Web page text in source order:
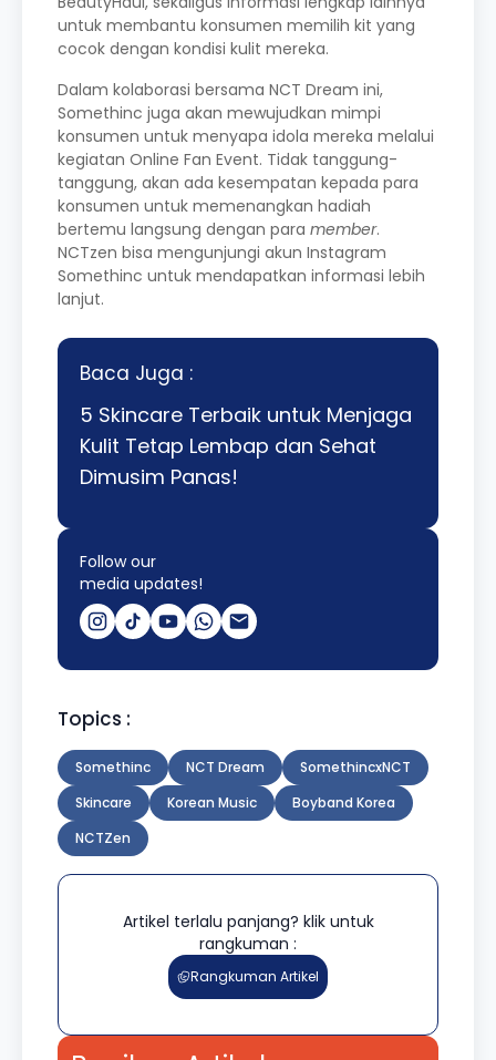
untuk membantu konsumen memilih kit yang
cocok dengan kondisi kulit mereka.
Dalam kolaborasi bersama NCT Dream ini,
Somethinc juga akan mewujudkan mimpi
konsumen untuk menyapa idola mereka melalui
kegiatan Online Fan Event. Tidak tanggung-
tanggung, akan ada kesempatan kepada para
konsumen untuk memenangkan hadiah
bertemu langsung dengan para member.
NCTzen bisa mengunjungi akun Instagram
Somethinc untuk mendapatkan informasi lebih
lanjut.
Baca Juga :
5 Skincare Terbaik untuk Menjaga
Kulit Tetap Lembap dan Sehat
Dimusim Panas!
Follow our
media updates!
Topics :
Somethinc NCT Dream
SomethincxNCT
Skincare
Korean Music
Boyband Korea
NCTZen
Artikel terlalu panjang? klik untuk
rangkuman :
Rangkuman Artikel